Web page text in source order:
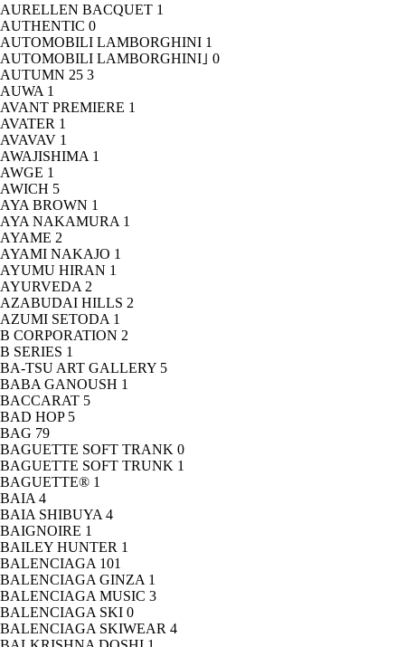
AURELLEN BACQUET 1
AUTHENTIC 0
AUTOMOBILI LAMBORGHINI 1
AUTOMOBILI LAMBORGHINI｣ 0
AUTUMN 25 3
AUWA 1
AVANT PREMIERE 1
AVATER 1
AVAVAV 1
AWAJISHIMA 1
AWGE 1
AWICH 5
AYA BROWN 1
AYA NAKAMURA 1
AYAME 2
AYAMI NAKAJO 1
AYUMU HIRAN 1
AYURVEDA 2
AZABUDAI HILLS 2
AZUMI SETODA 1
B CORPORATION 2
B SERIES 1
BA-TSU ART GALLERY 5
BABA GANOUSH 1
BACCARAT 5
BAD HOP 5
BAG 79
BAGUETTE SOFT TRANK 0
BAGUETTE SOFT TRUNK 1
BAGUETTE® 1
BAIA 4
BAIA SHIBUYA 4
BAIGNOIRE 1
BAILEY HUNTER 1
BALENCIAGA 101
BALENCIAGA GINZA 1
BALENCIAGA MUSIC 3
BALENCIAGA SKI 0
BALENCIAGA SKIWEAR 4